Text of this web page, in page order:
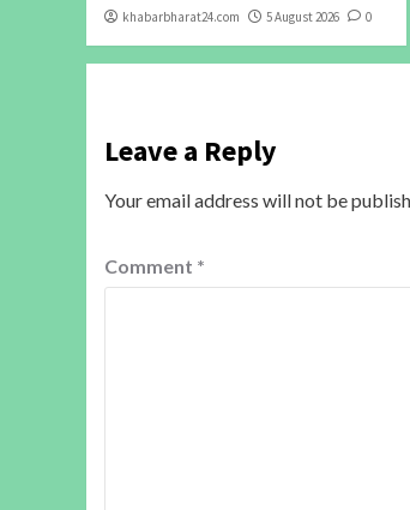
khabarbharat24.com 5 August 2026 0
Leave a Reply
Your email address will not be
Comment *